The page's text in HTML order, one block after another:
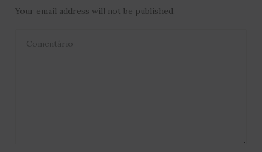
Your email address will not be published.